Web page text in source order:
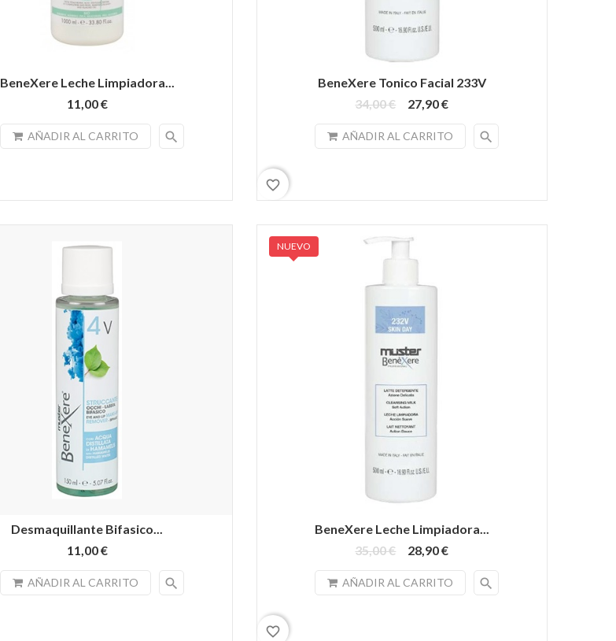
BeneXere Leche Limpiadora...
11,00 €
AÑADIR AL CARRITO search
BeneXere Tonico Facial 233V
34,00 €
27,90 €
AÑADIR AL CARRITO search
favorite_border
Desmaquillante Bifasico...
11,00 €
AÑADIR AL CARRITO search
BeneXere Leche Limpiadora...
35,00 €
28,90 €
AÑADIR AL CARRITO search
NUEVO
favorite_border